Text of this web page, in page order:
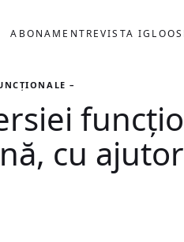
ABONAMENTREVISTA IGLOO
– TRASFORMAREA
cu